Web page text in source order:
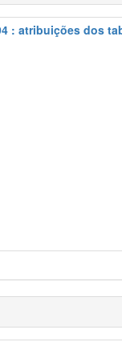
: atribuições dos